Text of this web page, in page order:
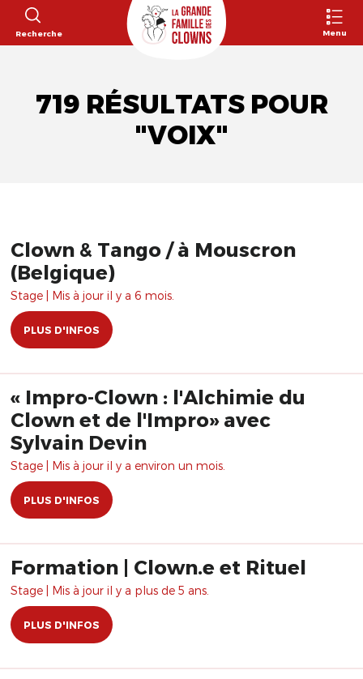
Recherche Menu
719 RÉSULTATS POUR
"VOIX"
Clown & Tango / à Mouscron
(Belgique)
Stage | Mis à jour il y a 6 mois.
PLUS D'INFOS
« Impro-Clown : l'Alchimie du
Clown et de l'Impro» avec
Sylvain Devin
Stage | Mis à jour il y a environ un mois.
PLUS D'INFOS
Formation | Clown.e et Rituel
Stage | Mis à jour il y a plus de 5 ans.
PLUS D'INFOS